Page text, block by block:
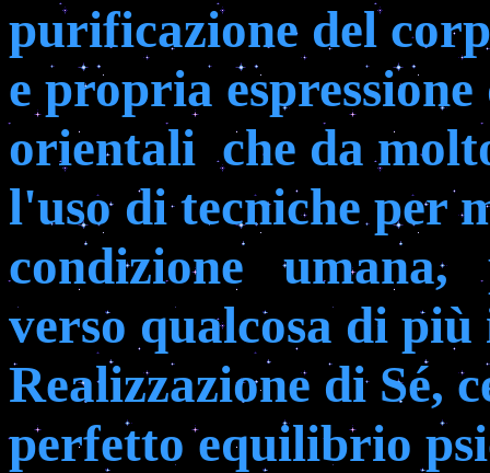
purificazione del
e propria
orientali che da
l'uso di tecniche per
condizione
umana,
verso qualcosa di
Realizzazione di Sé,
perfetto equilibrio